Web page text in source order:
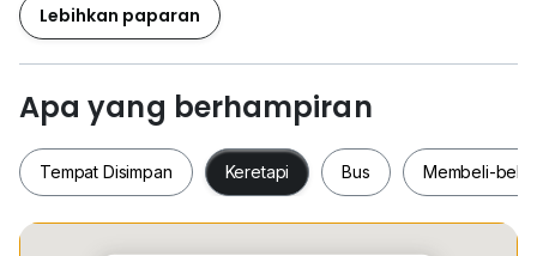
Office: Approx. 7,000 sqft
Tenure: Freehold 永久地契
Ceiling Height: 9m（适合货架及大型机械）
Power Supply: 200 Amps（适合工业用途）
Floor Loading: 10 kn/m²
Est. CCC: Aug 2026
Lebihkan paparan
Apa yang berhampiran
Tempat Disimpan Keretapi Bus Membeli-